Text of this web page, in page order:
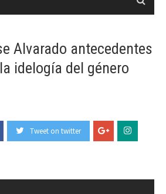
Alvarado antecedentes
idelogía del género
Tweet on twitter